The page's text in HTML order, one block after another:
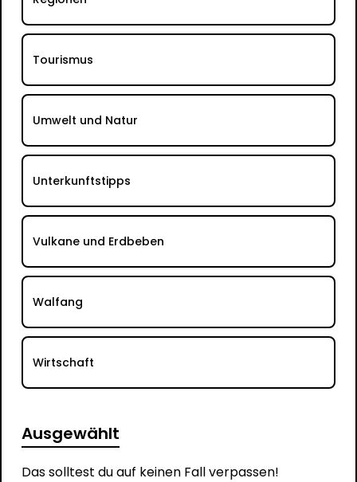
Tourismus
Umwelt und Natur
Unterkunftstipps
Vulkane und Erdbeben
Walfang
Wirtschaft
Ausgewählt
Das solltest du auf keinen Fall verpassen!